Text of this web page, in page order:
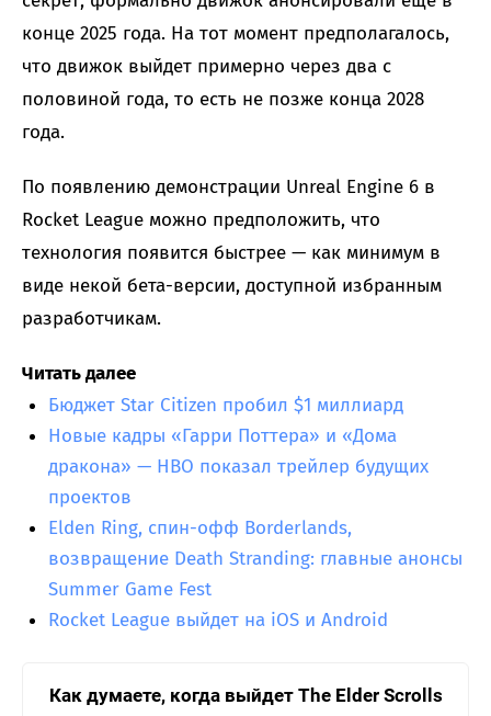
конце 2025 года. На тот момент предполагалось,
что движок выйдет примерно через два с
половиной года, то есть не позже конца 2028
года.
По появлению демонстрации Unreal Engine 6 в
Rocket League можно предположить, что
технология появится быстрее — как минимум в
виде некой бета-версии, доступной избранным
разработчикам.
Читать далее
Бюджет Star Citizen пробил $1 миллиард
Новые кадры «Гарри Поттера» и «Дома
дракона» — HBO показал трейлер будущих
проектов
Elden Ring, спин-офф Borderlands,
возвращение Death Stranding: главные анонсы
Summer Game Fest
Rocket League выйдет на iOS и Android
Как думаете, когда выйдет The Elder Scrolls